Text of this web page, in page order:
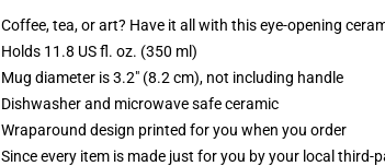
Coffee, tea, or art? Have it all with this eye-opening
Holds 11.8 US fl. oz. (350 ml)
Mug diameter is 3.2" (8.2 cm), not including handle
Dishwasher and microwave safe ceramic
Wraparound design printed for you when you order
Since every item is made just for you by your local